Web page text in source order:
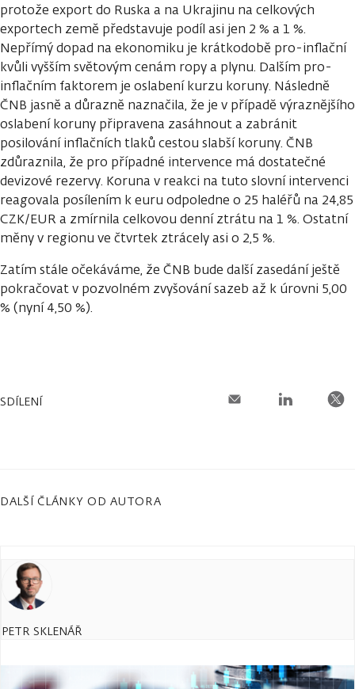
protože export do Ruska a na Ukrajinu na celkových
exportech země představuje podíl asi jen 2 % a 1 %.
Nepřímý dopad na ekonomiku je krátkodobě pro-inflační
kvůli vyšším světovým cenám ropy a plynu. Dalším pro-
inflačním faktorem je oslabení kurzu koruny. Následně
ČNB jasně a důrazně naznačila, že je v případě výraznějšího
oslabení koruny připravena zasáhnout a zabránit
posilování inflačních tlaků cestou slabší koruny. ČNB
zdůraznila, že pro případné intervence má dostatečné
devizové rezervy. Koruna v reakci na tuto slovní intervenci
reagovala posílením k euru odpoledne o 25 haléřů na 24,85
CZK/EUR a zmírnila celkovou denní ztrátu na 1 %. Ostatní
měny v regionu ve čtvrtek ztrácely asi o 2,5 %.
Zatím stále očekáváme, že ČNB bude další zasedání ještě
pokračovat v pozvolném zvyšování sazeb až k úrovni 5,00
% (nyní 4,50 %).
SDÍLENÍ
DALŠÍ ČLÁNKY OD AUTORA
PETR SKLENÁŘ